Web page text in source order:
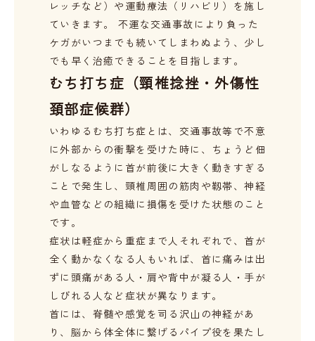
レッチなど）や運動療法（リハビリ）を施し
ていきます。 不運な交通事故により負った
ケガがいつまでも続いてしまわぬよう、少し
でも早く治癒できることを目指します。
むち打ち症（頸椎捻挫・外傷性
頚部症候群）
いわゆるむち打ち症とは、交通事故等で不意
に外部からの衝撃を受けた時に、ちょうど佃
がしなるように首が前後に大きく動きすぎる
ことで発生し、頸椎周囲の筋肉や靱帯、神経
や血管などの組織に損傷を受けた状態のこと
です。
症状は軽症から重症まで人それぞれで、首が
全く動かなくなる人もいれば、首に痛みは出
ずに頭痛がある人・肩や背中が凝る人・手が
しびれる人など症状が異なります。
首には、脊髄や感覚を司る沢山の神経があ
り、脳から体全体に繋げるパイプ役を果たし